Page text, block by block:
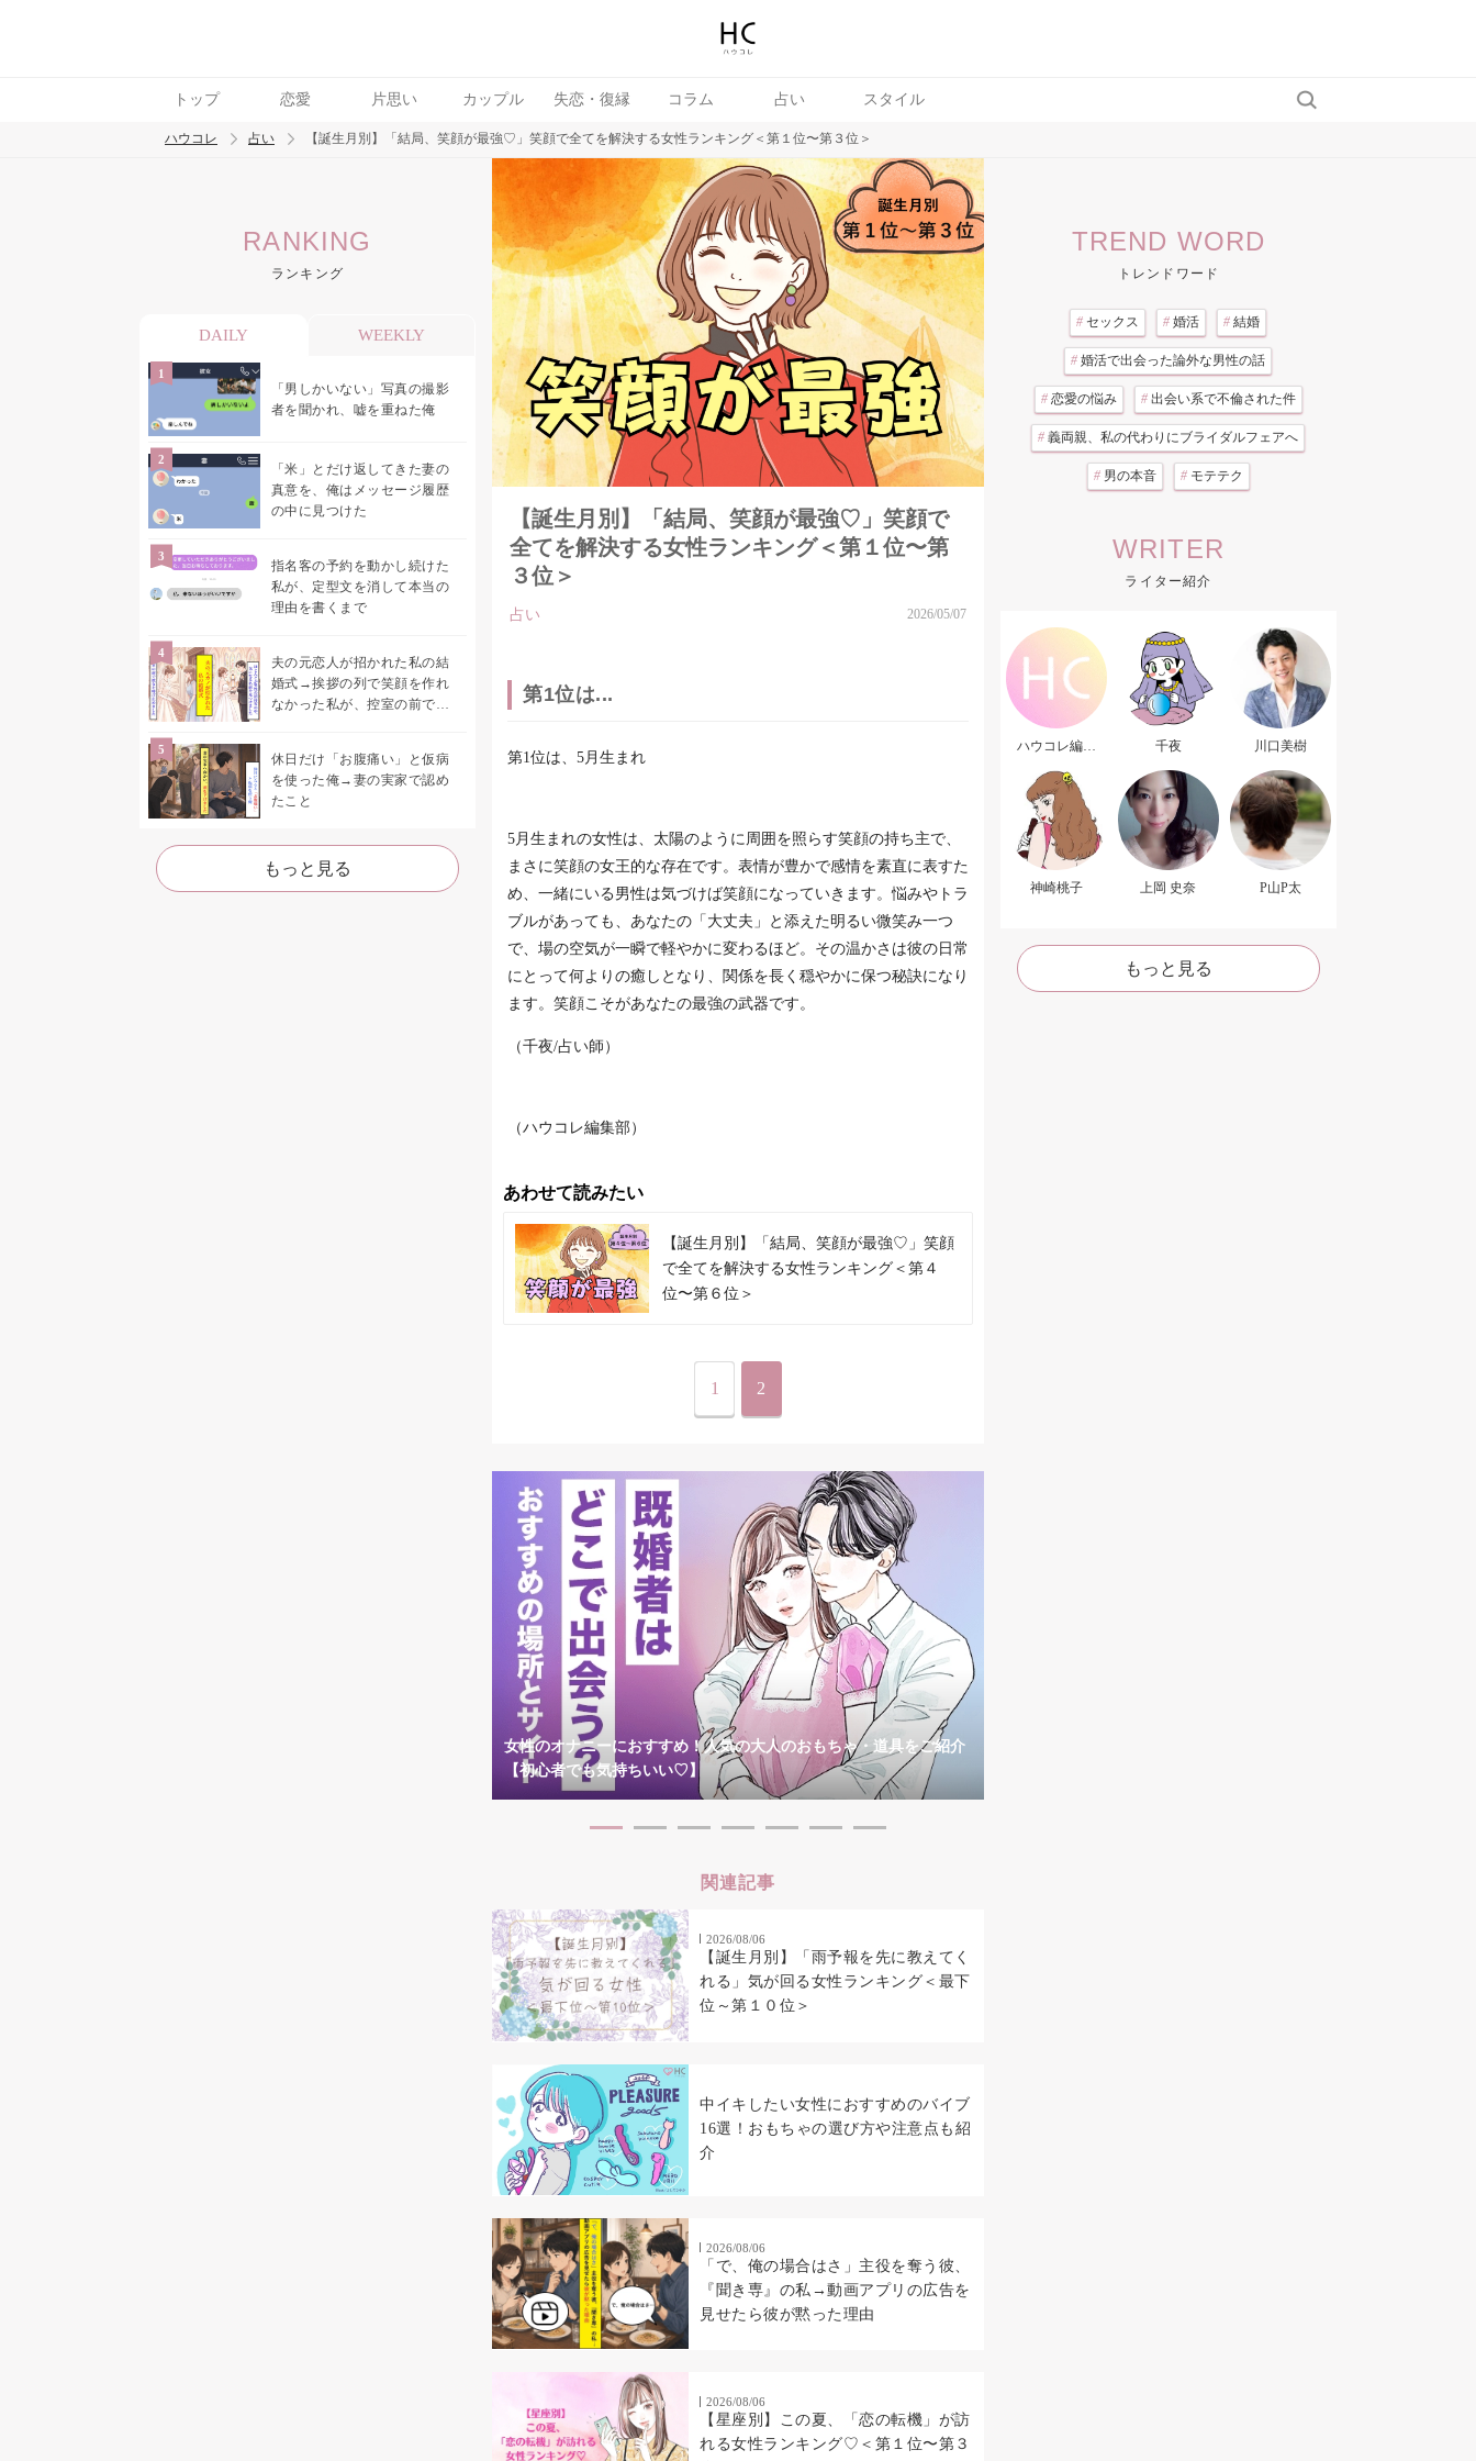
トップ 恋愛 片思い カップル 失恋・復縁 コラム 占い スタイル
トレンド ワード
ハウコレ 占い 【誕生月別】「結局、笑顔が最強♡」笑顔で全てを解決する女性ランキング＜第１位〜第３位＞
RANKING
ランキング
DAILY WEEKLY
「男しかいない」写真の撮影
者を聞かれ、嘘を重ねた俺
「米」とだけ返してきた妻の
真意を、俺はメッセージ履歴
の中に見つけた
指名客の予約を動かし続けた
私が、定型文を消して本当の
理由を書くまで
夫の元恋人が招かれた私の結
婚式→挨拶の列で笑顔を作れ
なかった私が、控室の前で彼
休日だけ「お腹痛い」と仮病
を使った俺→妻の実家で認め
たこと
もっと見る
【誕生月別】「結局、笑顔が最強♡」笑顔で
全てを解決する女性ランキング＜第１位〜第
３位＞
占い 2026/05/07
第1位は...
第1位は、5月生まれ
5月生まれの女性は、太陽のように周囲を照らす笑顔の持ち主で、
まさに笑顔の女王的な存在です。表情が豊かで感情を素直に表すた
め、一緒にいる男性は気づけば笑顔になっていきます。悩みやトラ
ブルがあっても、あなたの「大丈夫」と添えた明るい微笑み一つ
で、場の空気が一瞬で軽やかに変わるほど。その温かさは彼の日常
にとって何よりの癒しとなり、関係を長く穏やかに保つ秘訣になり
ます。笑顔こそがあなたの最強の武器です。
（千夜/占い師）
（ハウコレ編集部）
あわせて読みたい
【誕生月別】「結局、笑顔が最強♡」笑顔
で全てを解決する女性ランキング＜第４
位〜第６位＞
1 2
女性のオナニーにおすすめ！人気の大人のおもちゃ・道具をご紹介
【初心者でも気持ちいい♡】
関連記事
2026/08/06
【誕生月別】「雨予報を先に教えてく
れる」気が回る女性ランキング＜最下
位～第１０位＞
中イキしたい女性におすすめのバイブ
16選！おもちゃの選び方や注意点も紹
介
2026/08/06
「で、俺の場合はさ」主役を奪う彼、
『聞き専』の私→動画アプリの広告を
見せたら彼が黙った理由
2026/08/06
【星座別】この夏、「恋の転機」が訪
れる女性ランキング♡＜第１位〜第３
TREND WORD
トレンドワード
# セックス # 婚活 # 結婚
# 婚活で出会った論外な男性の話
# 恋愛の悩み # 出会い系で不倫された件
# 義両親、私の代わりにブライダルフェアへ
# 男の本音 # モテテク
WRITER
ライター紹介
ハウコレ編集
千夜 川口美樹
神崎桃子 上岡 史奈 P山P太
もっと見る